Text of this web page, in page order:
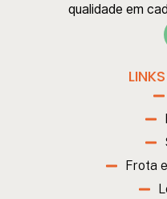
qualidade em
Frota